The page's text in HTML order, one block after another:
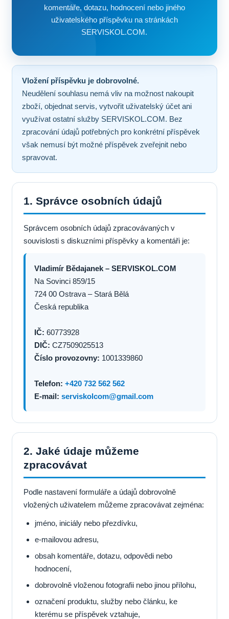
komentáře, dotazu, hodnocení nebo jiného
uživatelského příspěvku na stránkách
SERVISKOL.COM.
Vložení příspěvku je dobrovolné.
Neudělení souhlasu nemá vliv na možnost nakoupit
zboží, objednat servis, vytvořit uživatelský účet ani
využívat ostatní služby SERVISKOL.COM. Bez
zpracování údajů potřebných pro konkrétní příspěvek
však nemusí být možné příspěvek zveřejnit nebo
spravovat.
1. Správce osobních údajů
Správcem osobních údajů zpracovávaných v
souvislosti s diskuzními příspěvky a komentáři je:
Vladimír Bědajanek – SERVISKOL.COM
Na Sovinci 859/15
724 00 Ostrava – Stará Bělá
Česká republika
IČ: 60773928
DIČ: CZ7509025513
Číslo provozovny: 1001339860
Telefon: +420 732 562 562
E-mail: serviskolcom@gmail.com
2. Jaké údaje můžeme
zpracovávat
Podle nastavení formuláře a údajů dobrovolně
vložených uživatelem můžeme zpracovávat zejména:
jméno, iniciály nebo přezdívku,
e-mailovou adresu,
obsah komentáře, dotazu, odpovědi nebo
hodnocení,
dobrovolně vloženou fotografii nebo jinou přílohu,
označení produktu, služby nebo článku, ke
kterému se příspěvek vztahuje,